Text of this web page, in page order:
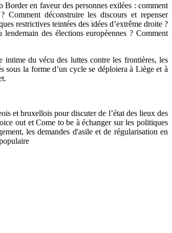
Border en faveur des personnes exilées : comment
déconstruire les discours et repenser
restrictives teintées des idées d’extrême droite ?
des élections européennes ? Comment
du vécu des luttes contre les frontières, les
sous la forme d’un cycle se déploiera à Liège et à
et bruxellois pour discuter de l’état des lieux des
out et Come to be à échanger sur les politiques
les demandes d'asile et de régularisation en